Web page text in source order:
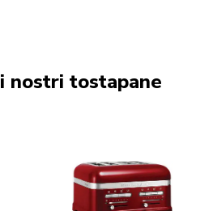
nostri tostapane